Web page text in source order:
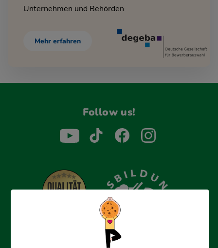
Unternehmen und Behörden
Mehr erfahren
Follow us!
Erfolgreich bewerben mit Ausbildungspark: Wir